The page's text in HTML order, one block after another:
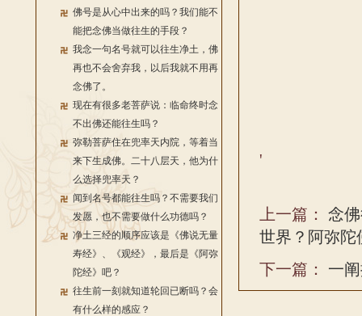
佛号是从心中出来的吗？我们能不
能把念佛当做往生的手段？
我念一句名号就可以往生净土，佛
再也不会舍弃我，以后我就不用再
念佛了。
现在有很多老菩萨说：临命终时念
不出佛还能往生吗？
弥勒菩萨住在兜率天内院，等着当
来下生成佛。二十八层天，他为什
么选择兜率天？
闻到名号都能往生吗？不需要我们
发愿，也不需要做什么功德吗？
净土三经的顺序应该是《佛说无量
寿经》、《观经》，最后是《阿弥
陀经》吧？
往生前一刻就知道轮回已断吗？会
有什么样的感应？
'
上一篇： 念
世界？阿弥陀
下一篇： 一